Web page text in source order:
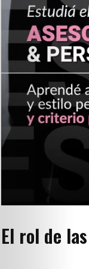
Escuela
Creativos
Search
El rol de